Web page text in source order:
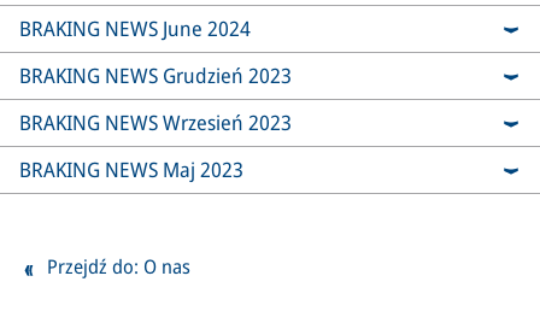
BRAKING NEWS June 2024
BRAKING NEWS Grudzień 2023
BRAKING NEWS Wrzesień 2023
BRAKING NEWS Maj 2023
Przejdź do: O nas